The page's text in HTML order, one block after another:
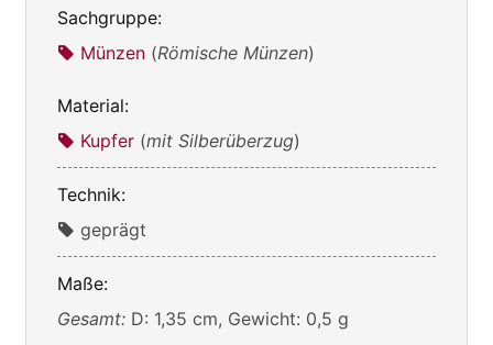
Sachgruppe:
Münzen (Römische Münzen)
Material:
Kupfer (mit Silberüberzug)
Technik:
geprägt
Maße:
Gesamt: D: 1,35 cm, Gewicht: 0,5 g